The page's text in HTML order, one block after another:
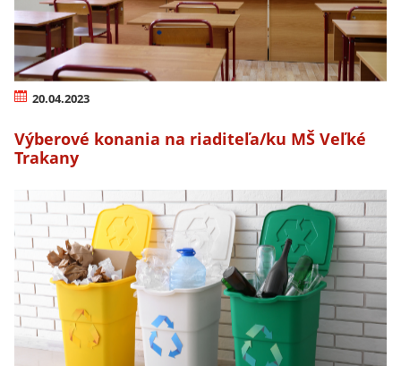
20.04.2023
Výberové konania na riaditeľa/ku MŠ Veľké
Trakany